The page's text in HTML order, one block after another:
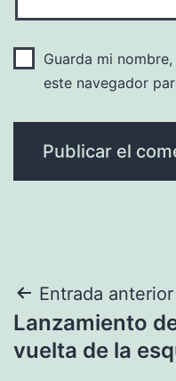
Guarda mi
este navegador
Navegación
de
Entrada anterior
Lanzamiento
vuelta de la